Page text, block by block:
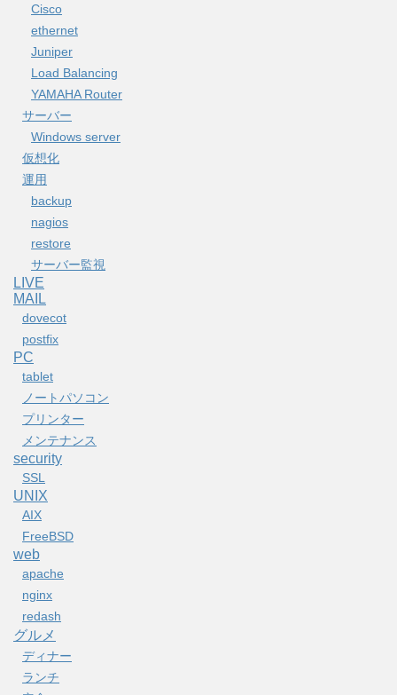
Cisco
ethernet
Juniper
Load Balancing
YAMAHA Router
サーバー
Windows server
仮想化
運用
backup
nagios
restore
サーバー監視
LIVE
MAIL
dovecot
postfix
PC
tablet
ノートパソコン
プリンター
メンテナンス
security
SSL
UNIX
AIX
FreeBSD
web
apache
nginx
redash
グルメ
ディナー
ランチ